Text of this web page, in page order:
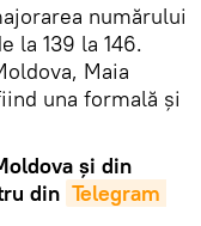
numărului
la 139 la 146.
Maia
una formală și
și din
din Telegram